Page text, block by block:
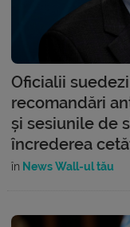
Oficialii
recomandări
și sesiunile de
încrederea
în News Wall-ul tău